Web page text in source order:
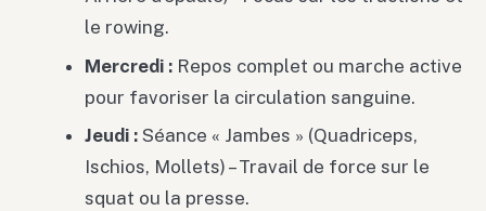
le rowing.
Mercredi : Repos complet ou marche active
pour favoriser la circulation sanguine.
Jeudi : Séance « Jambes » (Quadriceps,
Ischios, Mollets) – Travail de force sur le
squat ou la presse.